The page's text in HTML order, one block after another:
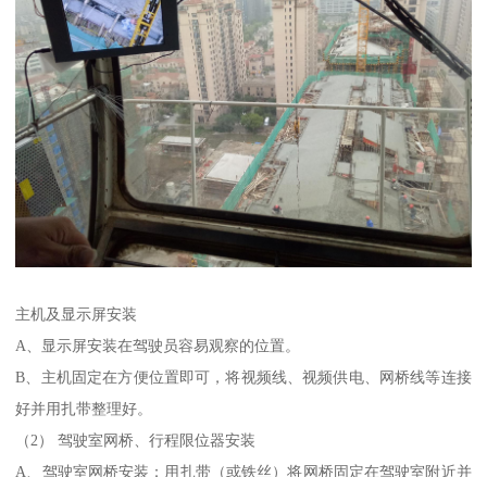
主机及显示屏安装
A、显示屏安装在驾驶员容易观察的位置。
B、主机固定在方便位置即可，将视频线、视频供电、网桥线等连接
好并用扎带整理好。
（2） 驾驶室网桥、行程限位器安装
A、驾驶室网桥安装：用扎带（或铁丝）将网桥固定在驾驶室附近并